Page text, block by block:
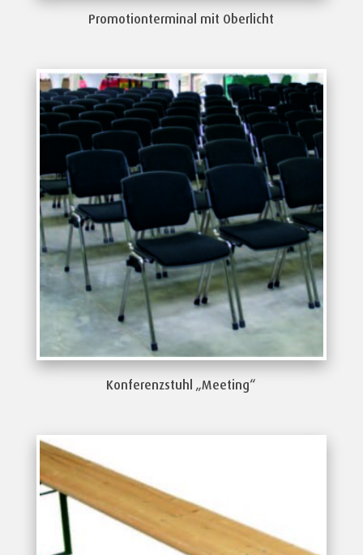
Promotionterminal mit Oberlicht
Konferenzstuhl „Meeting“